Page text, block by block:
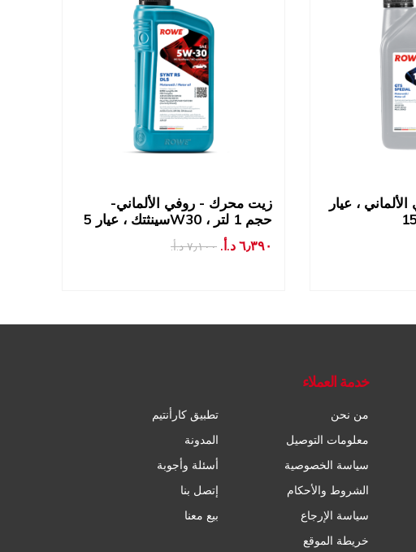
زيت محرك - روفي الألماني-
سينثتك ، عيار 5W30 ، حجم 1 لتر
٧٫١٠٠ د.أ.‏ ٦٫٣٩٠ د.أ.‏
، عيار
خدمة العملاء
من نحن
تطبيق كارأنتيم
معلومات التوصيل
المدونة
سياسة الخصوصية
أسئلة وأجوبة
الشروط والأحكام
إتصل بنا
سياسة الإرجاع
بيع معنا
خريطة الموقع